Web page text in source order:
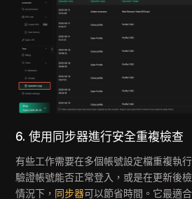
6. 使用同步器進行安全重複檢查
有些工作需要在多個帳號設定檔重複執
驗證帳號能否正常登入，或是在更新後
情況下， 同步器可以節省時間。它最適